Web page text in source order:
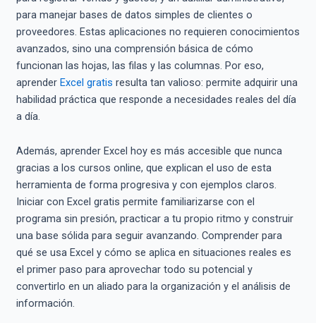
para manejar bases de datos simples de clientes o
proveedores. Estas aplicaciones no requieren conocimientos
avanzados, sino una comprensión básica de cómo
funcionan las hojas, las filas y las columnas. Por eso,
aprender Excel gratis resulta tan valioso: permite adquirir una
habilidad práctica que responde a necesidades reales del día
a día.
Además, aprender Excel hoy es más accesible que nunca
gracias a los cursos online, que explican el uso de esta
herramienta de forma progresiva y con ejemplos claros.
Iniciar con Excel gratis permite familiarizarse con el
programa sin presión, practicar a tu propio ritmo y construir
una base sólida para seguir avanzando. Comprender para
qué se usa Excel y cómo se aplica en situaciones reales es
el primer paso para aprovechar todo su potencial y
convertirlo en un aliado para la organización y el análisis de
información.